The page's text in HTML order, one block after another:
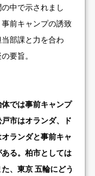
中で示されまし
前キャンプの誘致
部課と力を合わ
要旨。
では事前キャンプ
市はオランダ、ド
ランダと事前キャ
る。柏市としては
、東京 五輪にどう